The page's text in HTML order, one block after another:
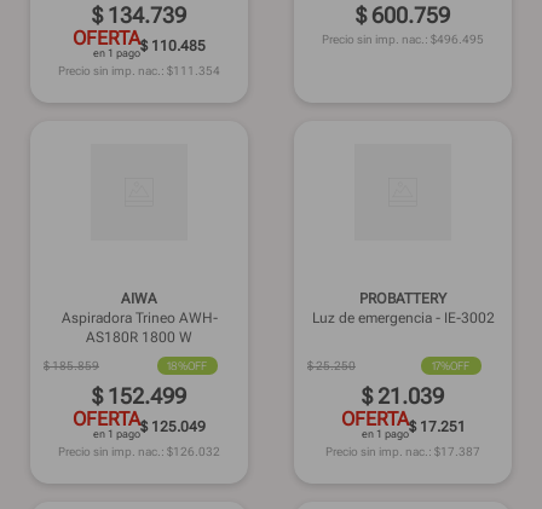
$ 134.739
OFERTA
en 1 pago$ 110.485
Precio sin imp. nac.: $111.354
$ 600.759
Precio sin imp. nac.: $496.495
AIWA
Aspiradora Trineo AWH-
AS180R 1800 W
$185.859 18%OFF
$ 152.499
OFERTA
en 1 pago$ 125.049
Precio sin imp. nac.: $126.032
PROBATTERY
Luz de emergencia - IE-3002
$25.250 17%OFF
$ 21.039
OFERTA
en 1 pago$ 17.251
Precio sin imp. nac.: $17.387